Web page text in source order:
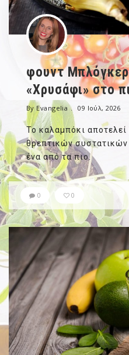
φουντ
«Χρυσάφι» στο
By Evangelia 09 Ιούλ, 2026
Το καλαμπόκι
θρεπτικών συστατικών
ένα από τα πιο.
0 0